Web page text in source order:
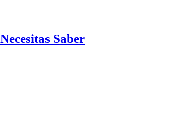
Saber